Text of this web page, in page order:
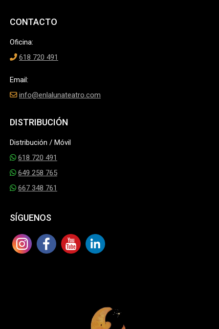
CONTACTO
Oficina:
618 720 491
Email:
info@enlalunateatro.com
DISTRIBUCIÓN
Distribución / Móvil
618 720 491
649 258 765
667 348 761
SÍGUENOS